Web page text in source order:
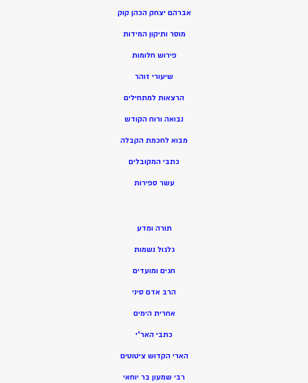
אברהם יצחק הכהן קוק
מוסר ותיקון המידות
פירוש חלומות
שיעורי זוהר
הרצאות למתחילים
נבואה ורוח הקודש
מבוא לחכמת הקבלה
כתבי המקובלים
עשר ספירות
תורה ומדע
גלגול נשמות
חגים ומועדים
הרב אדם סיני
אחרית הימים
כתבי האר”י
הארי הקדוש ציטוטים
רבי שמעון בר יוחאי